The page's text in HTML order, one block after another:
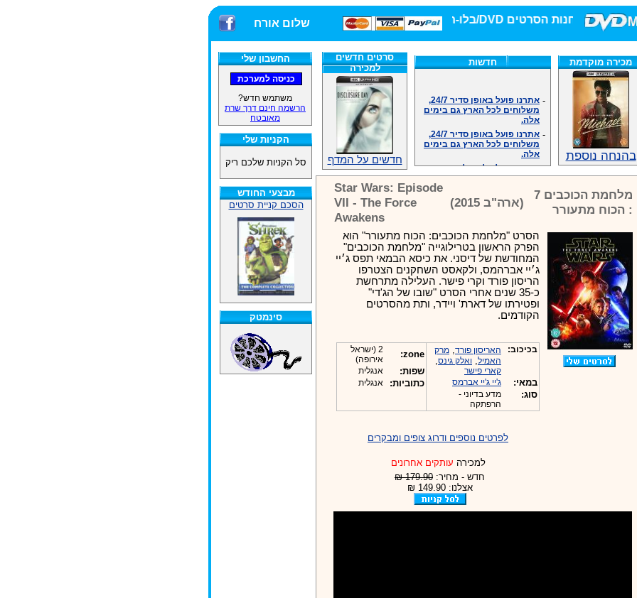
חנות הסרטים DVD/בלו-ריי/3D הגדולה ביותר! שלום אורח
החשבון שלי
משתמש חדש?
הרשמה חינם דרך שרת
מאובטח
הקניות שלי
סל הקניות שלכם ריק
מבצעי החודש
הסכם קניית סרטים
סינמטק
מכירה מוקדמת
בהנחה נוספת
חדשות
משלוחים לכל הארץ גם בימים
אלה.
משלוחים לכל הארץ גם בימים
אלה.
אנחנו כאן לכול שאלה וזמינים
במענה הטלפוני שלנו.ובמייל
.האתר לרשותכם פעיל 24/7
-מענה טלפוני: 09-7652392
צוות דיוידי מאסטר ישיר.
לרשותכם פעיל 24/7
צוות דיוידי מאסטר ישיר.
אנחנו כאן לכול שאלה וזמינים
במענה הטלפוני שלנו.ובמייל
.האתר לרשותכם 24/7
מענה טלפוני: 09-7652392
צוות דיוידי מאסטר ישיר.
סרטים חדשים
למכירה
חדשים על המדף
מלחמת הכוכבים 7
: הכוח מתעורר
(ארה"ב 2015)
Star Wars: Episode
VII - The Force
Awakens
הסרט "מלחמת הכוכבים: הכוח מתעורר" הוא
הפרק הראשון בטרילוגייה "מלחמת הכוכבים"
המחודשת של דיסני. את כיסא הבמאי תפס ג׳יי
ג׳יי אברהמס, ולקאסט השחקנים הצטרפו
הריסון פורד וקרי פישר. העלילה מתרחשת
כ-35 שנים אחרי הסרט "שובו של הג'די"
ופטירתו של דארת' ויידר, ותת מהסרטים
הקודמים.
בכיכוב: האריסון פורד, מרק
האמיל, ואלק גינס,
קארי פישר
במאי: ג'יי ג'יי אברמס
סוג:
מדע בדיוני -
הרפתקה
zone:
2 (ישראל
אירופה)
שפות: אנגלית
כתוביות: אנגלית
לפרטים נוספים ודרוג צופים ומבקרים
למכירה עותקים אחרונים
חדש - מחיר: 179.90 ₪
אצלנו: 149.90 ₪